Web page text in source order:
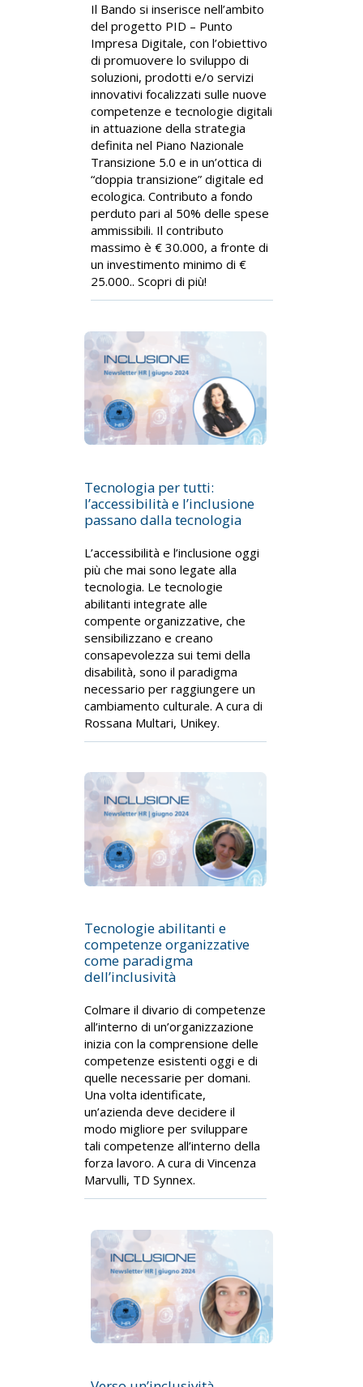
Il Bando si inserisce nell’ambito
del progetto PID – Punto
Impresa Digitale, con l’obiettivo
di promuovere lo sviluppo di
soluzioni, prodotti e/o servizi
innovativi focalizzati sulle nuove
competenze e tecnologie digitali
in attuazione della strategia
definita nel Piano Nazionale
Transizione 5.0 e in un’ottica di
“doppia transizione” digitale ed
ecologica. Contributo a fondo
perduto pari al 50% delle spese
ammissibili. Il contributo
massimo è € 30.000, a fronte di
un investimento minimo di €
25.000.. Scopri di più!
Tecnologia per tutti:
l’accessibilità e l’inclusione
passano dalla tecnologia
L’accessibilità e l’inclusione oggi
più che mai sono legate alla
tecnologia. Le tecnologie
abilitanti integrate alle
compente organizzative, che
sensibilizzano e creano
consapevolezza sui temi della
disabilità, sono il paradigma
necessario per raggiungere un
cambiamento culturale. A cura di
Rossana Multari, Unikey.
Tecnologie abilitanti e
competenze organizzative
come paradigma
dell’inclusività
Colmare il divario di competenze
all’interno di un’organizzazione
inizia con la comprensione delle
competenze esistenti oggi e di
quelle necessarie per domani.
Una volta identificate,
un’azienda deve decidere il
modo migliore per sviluppare
tali competenze all’interno della
forza lavoro. A cura di Vincenza
Marvulli, TD Synnex.